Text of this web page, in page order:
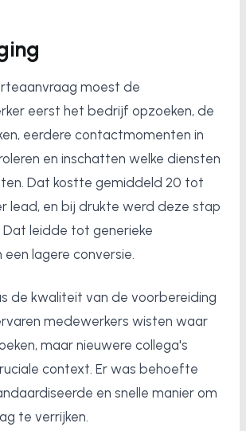
moest de
eerst het bedrijf opzoeken, de
eerdere contactmomenten in
en inschatten welke diensten
Dat kostte gemiddeld 20 tot
lead, en bij drukte werd deze stap
Dat leidde tot generieke
een lagere conversie.
de kwaliteit van de voorbereiding
medewerkers wisten waar
maar nieuwere collega's
context. Er was behoefte
en snelle manier om
te verrijken.